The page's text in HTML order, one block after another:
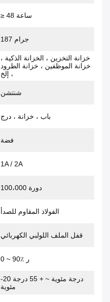
≥ 48 ساعة
187 جرام
خزانة التخزين ، الخزانة الذكية ،
خزانة الموظفين ، خزانة الطرود
، إلخ
شنتشن
باب ، خزانة ، درج
فضة
1A / 2A
100،000 دورة
الفولاذ المقاوم للصدأ
قفل الملف اللولبي الكهربائي
0 ~ 90٪ ر
-20 درجة مئوية ~ + 55 درجة
مئوية